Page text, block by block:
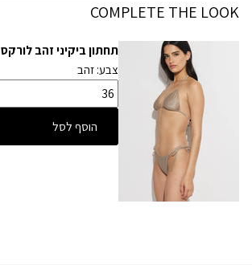
COMPLETE THE LOOK
תחתון ביקיני זהב לורקס
צבע: זהב
הוסף לסל